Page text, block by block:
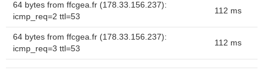
64 bytes from ffcgea.fr (178.33.156.237):
icmp_req=2 ttl=53
112 ms
64 bytes from ffcgea.fr (178.33.156.237):
icmp_req=3 ttl=53
112 ms